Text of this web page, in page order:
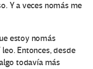
Y a veces nomás me
estoy nomás
Entonces, desde
todavía más